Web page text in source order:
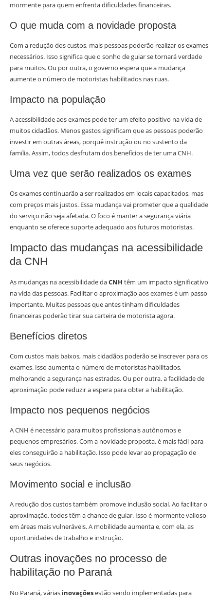
mormente para quem enfrenta dificuldades financeiras.
O que muda com a novidade proposta
Com a redução dos custos, mais pessoas poderão realizar os exames
necessários. Isso significa que o sonho de guiar se tornará verdade
para muitos. Ou por outra, o governo espera que a mudança
aumente o número de motoristas habilitados nas ruas.
Impacto na população
A acessibilidade aos exames pode ter um efeito positivo na vida de
muitos cidadãos. Menos gastos significam que as pessoas poderão
investir em outras áreas, porquê instrução ou no sustento da
família. Assim, todos desfrutam dos benefícios de ter uma CNH.
Uma vez que serão realizados os exames
Os exames continuarão a ser realizados em locais capacitados, mas
com preços mais justos. Essa mudança vai prometer que a qualidade
do serviço não seja afetada. O foco é manter a segurança viária
enquanto se oferece suporte adequado aos futuros motoristas.
Impacto das mudanças na acessibilidade
da CNH
As mudanças na acessibilidade daCNH têm um impacto significativo
na vida das pessoas. Facilitar o aproximação aos exames é um passo
importante. Muitas pessoas que antes tinham dificuldades
financeiras poderão tirar sua carteira de motorista agora.
Benefícios diretos
Com custos mais baixos, mais cidadãos poderão se inscrever para os
exames. Isso aumenta o número de motoristas habilitados,
melhorando a segurança nas estradas. Ou por outra, a facilidade de
aproximação pode reduzir a espera para obter a habilitação.
Impacto nos pequenos negócios
A CNH é necessário para muitos profissionais autônomos e
pequenos empresários. Com a novidade proposta, é mais fácil para
eles conseguirão a habilitação. Isso pode levar ao propagação de
seus negócios.
Movimento social e inclusão
A redução dos custos também promove inclusão social. Ao facilitar o
aproximação, todos têm a chance de guiar. Isso é mormente valioso
em áreas mais vulneráveis. A mobilidade aumenta e, com ela, as
oportunidades de trabalho e instrução.
Outras inovações no processo de
habilitação no Paraná
No Paraná, várias inovaçõesestão sendo implementadas para